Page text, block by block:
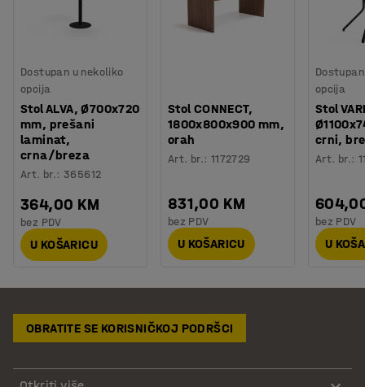
Dostupan u nekoliko
opcija
Stol ALVA, Ø700x720
mm, prešani
laminat,
crna/breza
Art. br.:365612
364,00 KM
bez PDV
U KOŠARICU
Stol CONNECT,
1800x800x900 mm,
orah
Art. br.: 1172729
831,00 KM
bez PDV
U KOŠARICU
opcija
Stol
crni,
Art. br.:
bez PDV
U
OBRATITE SE KORISNIČKOJ PODRŠCI